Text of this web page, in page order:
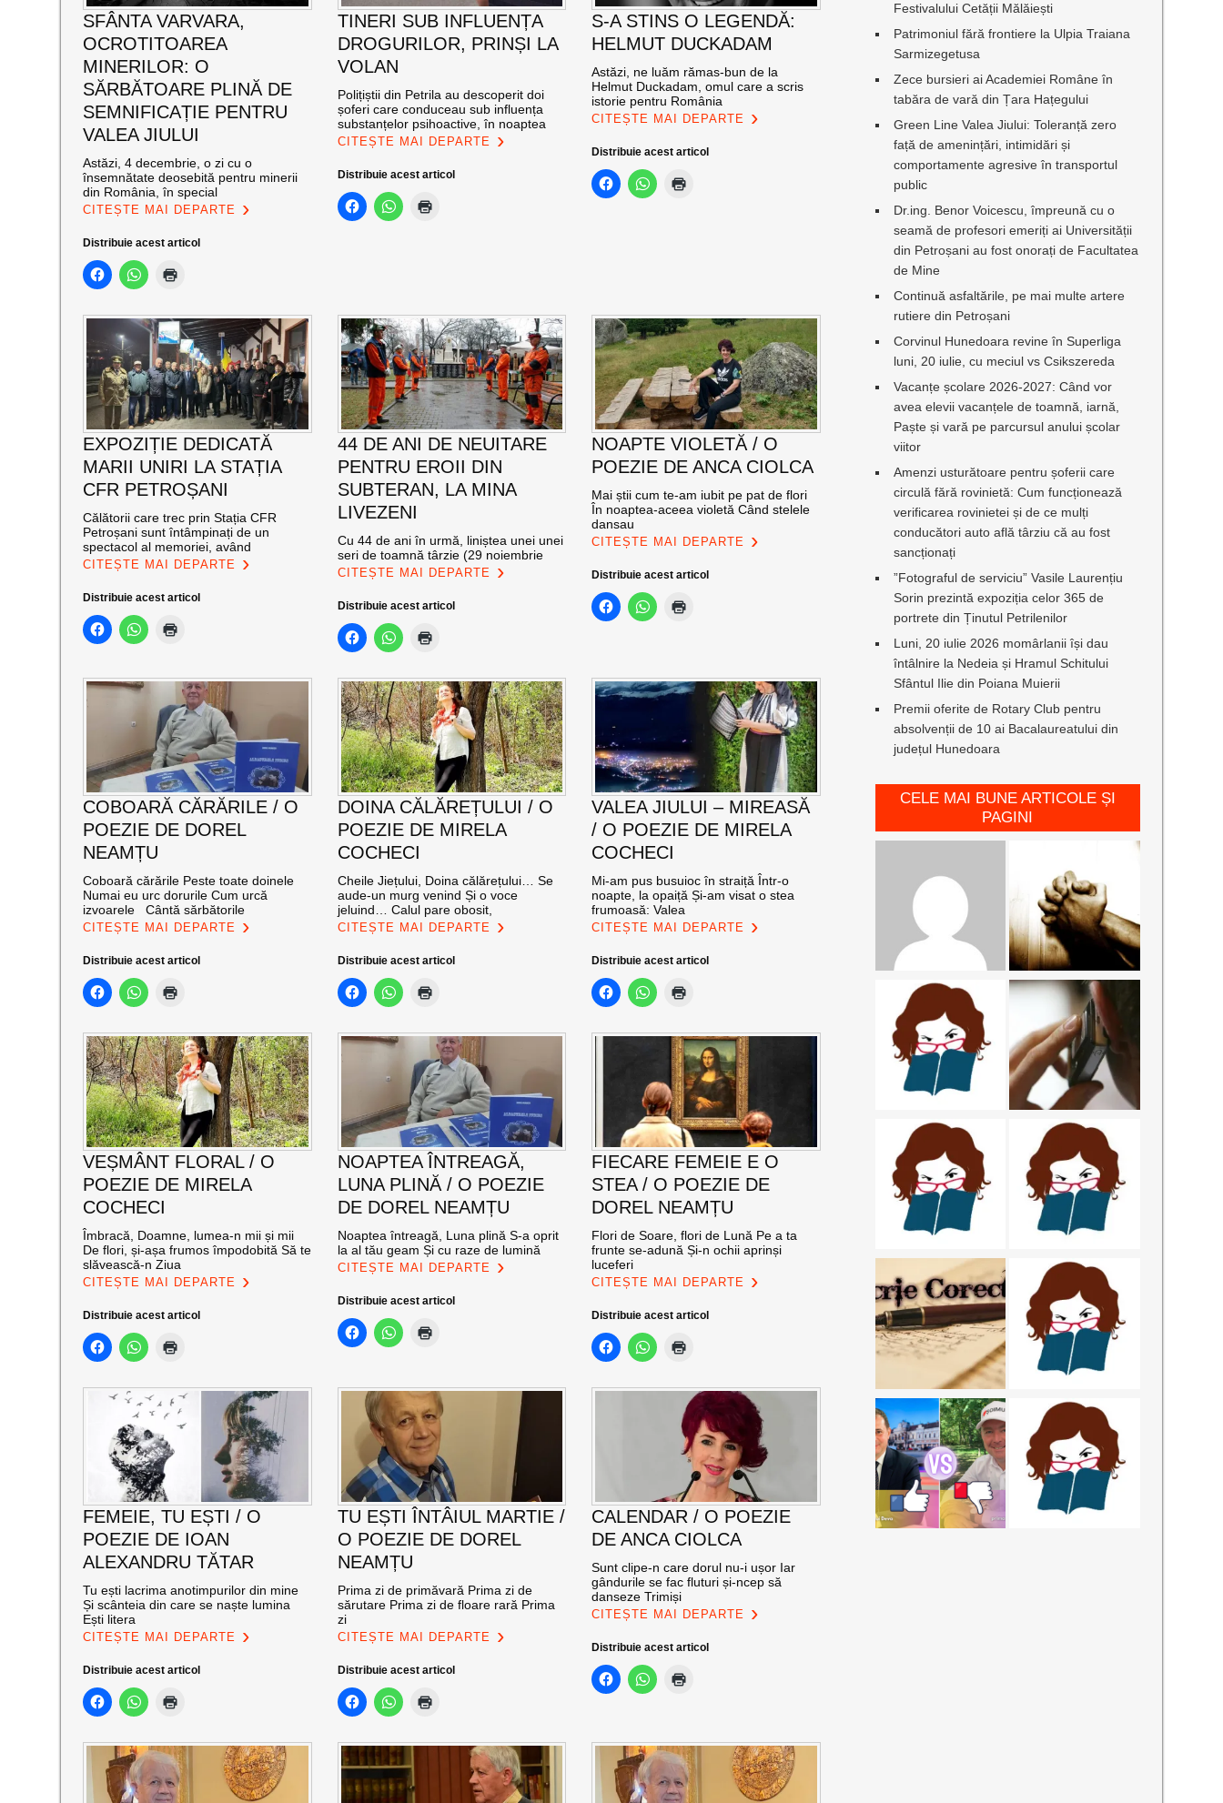
SFÂNTA VARVARA,
OCROTITOAREA
MINERILOR: O
SĂRBĂTOARE PLINĂ DE
SEMNIFICAȚIE PENTRU
VALEA JIULUI
Astăzi, 4 decembrie, o zi cu o
însemnătate deosebită pentru minerii
din România, în special
CITEȘTE MAI DEPARTE
Distribuie acest articol
TINERI SUB INFLUENȚA
DROGURILOR, PRINȘI LA
VOLAN
Polițiștii din Petrila au descoperit doi
șoferi care conduceau sub influența
substanțelor psihoactive, în noaptea
CITEȘTE MAI DEPARTE
Distribuie acest articol
S-A STINS O LEGENDĂ:
HELMUT DUCKADAM
Astăzi, ne luăm rămas-bun de la
Helmut Duckadam, omul care a scris
istorie pentru România
CITEȘTE MAI DEPARTE
Distribuie acest articol
EXPOZIȚIE DEDICATĂ
MARII UNIRI LA STAȚIA
CFR PETROȘANI
Călătorii care trec prin Stația CFR
Petroșani sunt întâmpinați de un
spectacol al memoriei, având
CITEȘTE MAI DEPARTE
Distribuie acest articol
44 DE ANI DE NEUITARE
PENTRU EROII DIN
SUBTERAN, LA MINA
LIVEZENI
Cu 44 de ani în urmă, liniștea unei unei
seri de toamnă târzie (29 noiembrie
CITEȘTE MAI DEPARTE
Distribuie acest articol
NOAPTE VIOLETĂ / O
POEZIE DE ANCA CIOLCA
Mai știi cum te-am iubit pe pat de flori
În noaptea-aceea violetă Când stelele
dansau
CITEȘTE MAI DEPARTE
Distribuie acest articol
COBOARĂ CĂRĂRILE / O
POEZIE DE DOREL
NEAMȚU
Coboară cărările Peste toate doinele
Numai eu urc dorurile Cum urcă
izvoarele Cântă sărbătorile
CITEȘTE MAI DEPARTE
Distribuie acest articol
DOINA CĂLĂREȚULUI / O
POEZIE DE MIRELA
COCHECI
Cheile Jiețului, Doina călărețului… Se
aude-un murg venind Și o voce
jeluind… Calul pare obosit,
CITEȘTE MAI DEPARTE
Distribuie acest articol
VALEA JIULUI – MIREASĂ
/ O POEZIE DE MIRELA
COCHECI
Mi-am pus busuioc în straiță Într-o
noapte, la opaiță Și-am visat o stea
frumoasă: Valea
CITEȘTE MAI DEPARTE
Distribuie acest articol
VEȘMÂNT FLORAL / O
POEZIE DE MIRELA
COCHECI
Îmbracă, Doamne, lumea-n mii și mii
De flori, și-așa frumos împodobită Să te
slăvească-n Ziua
CITEȘTE MAI DEPARTE
Distribuie acest articol
NOAPTEA ÎNTREAGĂ,
LUNA PLINĂ / O POEZIE
DE DOREL NEAMȚU
Noaptea întreagă, Luna plină S-a oprit
la al tău geam Și cu raze de lumină
CITEȘTE MAI DEPARTE
Distribuie acest articol
FIECARE FEMEIE E O
STEA / O POEZIE DE
DOREL NEAMȚU
Flori de Soare, flori de Lună Pe a ta
frunte se-adună Și-n ochii aprinși
luceferi
CITEȘTE MAI DEPARTE
Distribuie acest articol
FEMEIE, TU EȘTI / O
POEZIE DE IOAN
ALEXANDRU TĂTAR
Tu ești lacrima anotimpurilor din mine
Și scânteia din care se naște lumina
Ești litera
CITEȘTE MAI DEPARTE
Distribuie acest articol
TU EȘTI ÎNTÂIUL MARTIE /
O POEZIE DE DOREL
NEAMȚU
Prima zi de primăvară Prima zi de
sărutare Prima zi de floare rară Prima
zi
CITEȘTE MAI DEPARTE
Distribuie acest articol
CALENDAR / O POEZIE
DE ANCA CIOLCA
Sunt clipe-n care dorul nu-i ușor Iar
gândurile se fac fluturi și-ncep să
danseze Trimiși
CITEȘTE MAI DEPARTE
Distribuie acest articol
Festivalului Cetății Mălăiești
Patrimoniul fără frontiere la Ulpia Traiana
Sarmizegetusa
Zece bursieri ai Academiei Române în
tabăra de vară din Țara Hațegului
Green Line Valea Jiului: Toleranță zero
față de amenințări, intimidări și
comportamente agresive în transportul
public
Dr.ing. Benor Voicescu, împreună cu o
seamă de profesori emeriți ai Universității
din Petroșani au fost onorați de Facultatea
de Mine
Continuă asfaltările, pe mai multe artere
rutiere din Petroșani
Corvinul Hunedoara revine în Superliga
luni, 20 iulie, cu meciul vs Csikszereda
Vacanțe școlare 2026-2027: Când vor
avea elevii vacanțele de toamnă, iarnă,
Paște și vară pe parcursul anului școlar
viitor
Amenzi usturătoare pentru șoferii care
circulă fără rovinietă: Cum funcționează
verificarea rovinietei și de ce mulți
conducători auto află târziu că au fost
sancționați
”Fotograful de serviciu” Vasile Laurențiu
Sorin prezintă expoziția celor 365 de
portrete din Ținutul Petrilenilor
Luni, 20 iulie 2026 momârlanii își dau
întâlnire la Nedeia și Hramul Schitului
Sfântul Ilie din Poiana Muierii
Premii oferite de Rotary Club pentru
absolvenții de 10 ai Bacalaureatului din
județul Hunedoara
CELE MAI BUNE ARTICOLE ȘI
PAGINI